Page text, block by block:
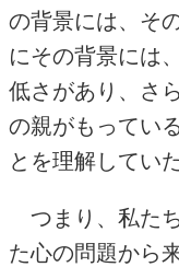
の背景には、そ
にその背景には
低さがあり、さ
の親がもってい
とを理解してい
つまり、私た
た心の問題から